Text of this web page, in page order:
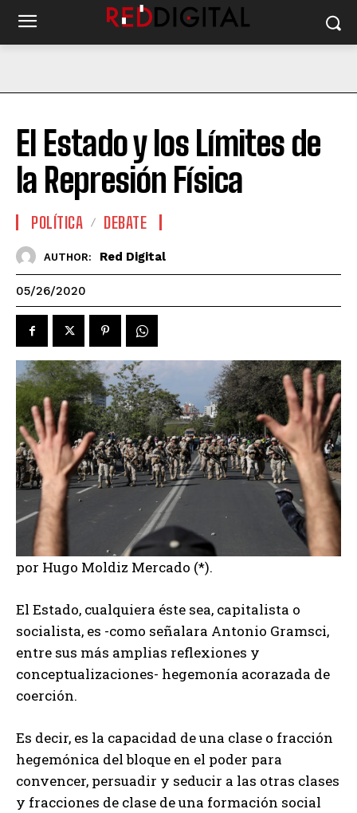
El Estado y los Límites de
la Represión Física
POLÍTICA DEBATE
AUTHOR: Red Digital
05/26/2020
por Hugo Moldiz Mercado (*).
El Estado, cualquiera éste sea, capitalista o
socialista, es -como señalara Antonio Gramsci,
entre sus más amplias reflexiones y
conceptualizaciones- hegemonía acorazada de
coerción.
Es decir, es la capacidad de una clase o fracción
hegemónica del bloque en el poder para
convencer, persuadir y seducir a las otras clases
y fracciones de clase de una formación social